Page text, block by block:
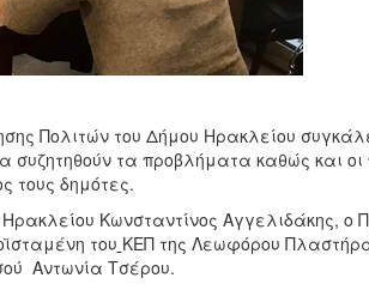
Πολιτών του Δήμου Ηρακλείου
τα προβλήματα καθώς και οι
τους δημότες.
Κωνσταντίνος Αγγελιδάκης, ο
του ΚΕΠ της Λεωφόρου
Αντωνία Τσέρου.